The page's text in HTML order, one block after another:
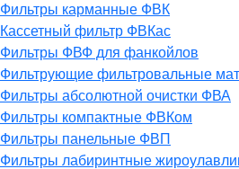
Фильтры карманные ФВК
Кассетный фильтр ФВКас
Фильтры ФВФ для фанкойлов
Фильтрующие фильтровальные
Фильтры абсолютной очистки ФВА
Фильтры компактные ФВКом
Фильтры панельные ФВП
Фильтры лабиринтные